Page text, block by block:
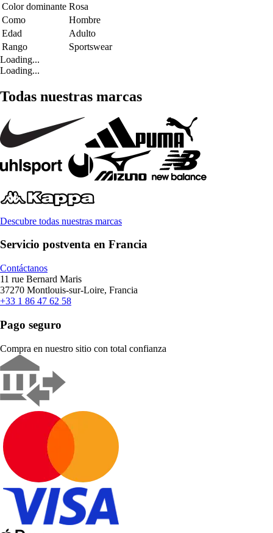
Color dominante Rosa
Como
Hombre
Edad
Adulto
Rango
Sportswear
Loading...
Loading...
Todas nuestras marcas
Descubre todas nuestras marcas
Servicio postventa en Francia
Contáctanos
11 rue Bernard Maris
37270 Montlouis-sur-Loire, Francia
+33 1 86 47 62 58
Pago seguro
Compra en nuestro sitio con total confianza